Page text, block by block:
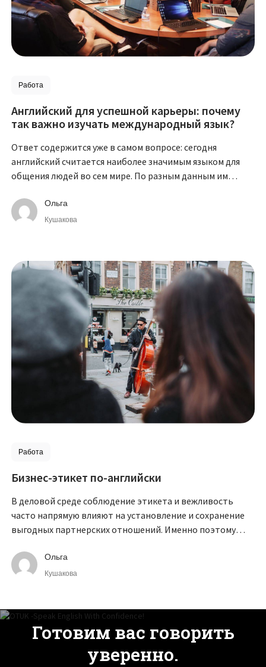
Работа
Английский для успешной карьеры: почему
так важно изучать международный язык?
Ответ содержится уже в самом вопросе: сегодня
английский считается наиболее значимым языком для
общения людей во сем мире. По разным данным им
планеты.Ольга
Кушакова
Работа
Бизнес-этикет по-английски
В деловой среде соблюдение этикета и вежливость
часто напрямую влияют на установление и сохранение
выгодных партнерских отношений. Именно поэтому
невыгодно.
Ольга
Кушакова
Готовим вас говорить
уверенно.